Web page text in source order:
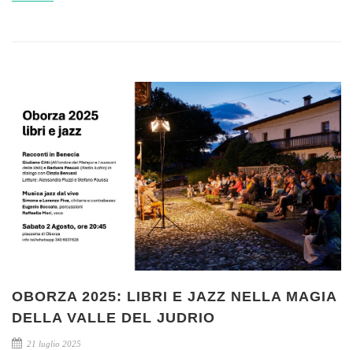
OBORZA 2025: LIBRI E JAZZ NELLA MAGIA
DELLA VALLE DEL JUDRIO
21 luglio 2025